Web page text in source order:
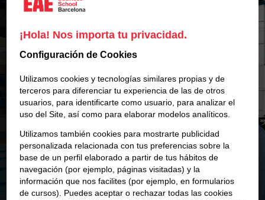
Creix dins
i fora de
l’aigua
¡Hola! Nos importa tu privacidad.
Configuración de Cookies
Utilizamos cookies y tecnologías similares propias y de
terceros para diferenciar tu experiencia de las de otros
usuarios, para identificarte como usuario, para analizar el
uso del Site, así como para elaborar modelos analíticos.
Utilizamos también cookies para mostrarte publicidad
personalizada relacionada con tus preferencias sobre la
base de un perfil elaborado a partir de tus hábitos de
navegación (por ejemplo, páginas visitadas) y la
información que nos facilites (por ejemplo, en formularios
de cursos). Puedes aceptar o rechazar todas las cookies